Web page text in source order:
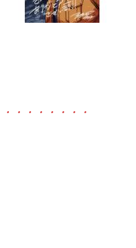
・・・・・・・